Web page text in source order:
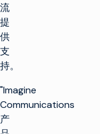
流
提
供
支
持。
"Imagine
Communications
产